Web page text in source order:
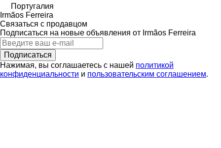
Португалия
Irmãos Ferreira
Связаться с продавцом
Подписаться на новые объявления от Irmãos Ferreira
Подписаться
Нажимая, вы соглашаетесь с нашей политикой
конфиденциальности и пользовательским соглашением.